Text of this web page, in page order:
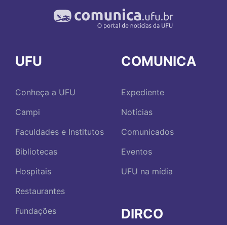
UFU
Conheça a UFU
Campi
Faculdades e Institutos
Bibliotecas
Hospitais
Restaurantes
Fundações
COMUNICA
Expediente
Notícias
Comunicados
Eventos
UFU na mídia
DIRCO